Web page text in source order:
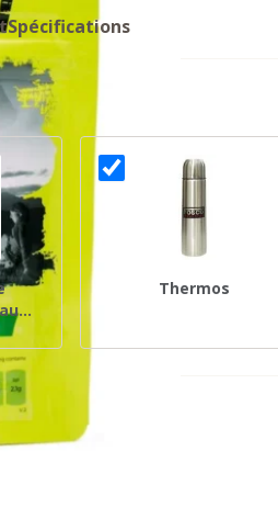
Spécifications
Thermos